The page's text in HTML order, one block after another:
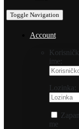
Toggle Navigation
Account
ime:
Lozinka:
me